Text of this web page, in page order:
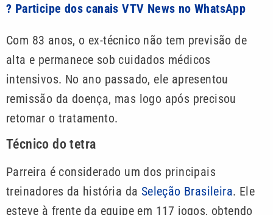
? Participe dos canais VTV News no WhatsApp
Com 83 anos, o ex-técnico não tem previsão de
alta e permanece sob cuidados médicos
intensivos. No ano passado, ele apresentou
remissão da doença, mas logo após precisou
retomar o tratamento.
Técnico do tetra
Parreira é considerado um dos principais
treinadores da história da Seleção Brasileira. Ele
esteve à frente da equipe em 117 jogos, obtendo